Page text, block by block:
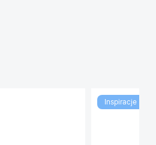
Inspiracje